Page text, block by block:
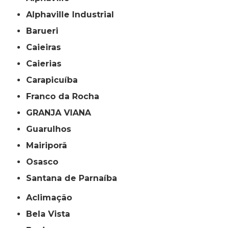
Alphaville Industrial
Barueri
Caieiras
Caierias
Carapicuíba
Franco da Rocha
GRANJA VIANA
Guarulhos
Mairiporã
Osasco
Santana de Parnaíba
Aclimação
Bela Vista